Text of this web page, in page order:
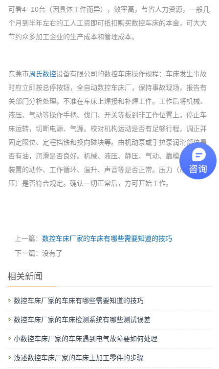
可看4--10台（因具体工件而异），效率高，节省人力资源，一般几
个月到半年左右的工人工资即可抵扣购买数控车床的本金，可大大
节约众多加工企业的生产成本和管理成本。
东莞市周氏数控设备有限公司的数控车床操作规程：车床发生事故
时应立即按总停按钮，全自动数控车床厂，保持事故现场，报告有
关部门分析处理。不准在车床上焊接和补焊工件。工作后将机械、
液压、气动等操作手柄、伐门、开关等板到非工作位置上。停止车
床运转，切断电源、气源。校对机构运动是否有足够行程，调正并
固定限位、定程挡铁和换向碰块等。由机动泵或手拉泵润滑部位是
否有油，润滑是否良好。机械、液压、静压、气动、靠模、仿形等
装置的动作、工作循环、温升、声音等是否正常。压力（液压、气
压）是否符合规定。确认一切正常后，方可开始工作。
上一篇： 数控车床厂家的车床有哪些需要知道的技巧
下一篇：没有了
相关新闻
数控车床厂家的车床有哪些需要知道的技巧
数控车床厂家的车床检测系统有哪些测试误差
小数控车床厂家的车床遇到电气故障要如何处理
浅述数控车床厂家的车床上加工零件的步骤